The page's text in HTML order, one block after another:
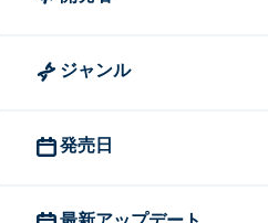
Mad Skills Motocross 2 は
ジャンル
発売日